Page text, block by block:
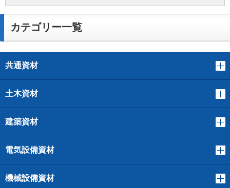
カテゴリー一覧
共通資材
土木資材
建築資材
電気設備資材
機械設備資材